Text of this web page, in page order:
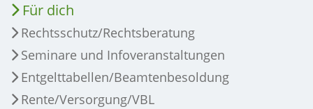
Für dich
Rechtsschutz/Rechtsberatung
Seminare und Infoveranstaltungen
Entgelttabellen/Beamtenbesoldung
Rente/Versorgung/VBL